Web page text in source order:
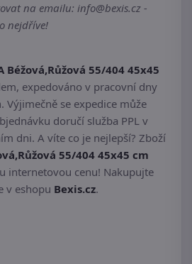
na emailu: info@bexis.cz -
nejdříve!
Béžová,Růžová 55/404 45x45
expedováno v pracovní dny
Výjimečně se expedice může
doručí služba PPL v
dni. A víte co je nejlepší? Zboží
55/404 45x45 cm
internetovou cenu! Nakupujte
v eshopu Bexis.cz.